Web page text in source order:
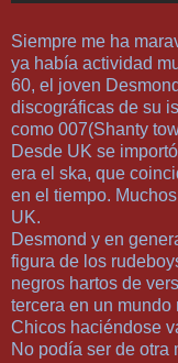
Siempre me ha
ya había actividad
60, el joven
discográficas de su
como 007(Shanty
Desde UK se
era el ska, que
en el tiempo.
UK.
Desmond y en
figura de los
negros hartos de
tercera en un mundo
Chicos haciéndose
No podía ser de otra